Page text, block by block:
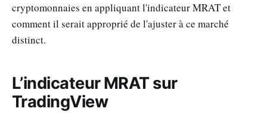
cryptomonnaies en appliquant l'indicateur MRAT et
comment il serait approprié de l'ajuster à ce marché
distinct.
L’indicateur MRAT sur
TradingView